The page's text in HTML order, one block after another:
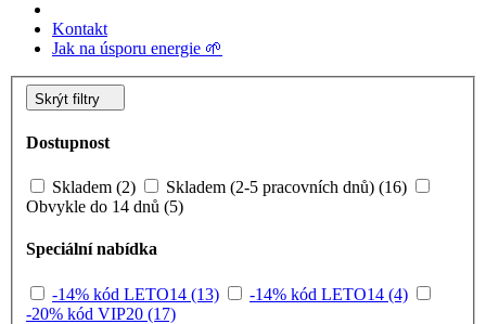
Kontakt
Jak na úsporu energie 🌱
Skrýt filtry
Dostupnost
Skladem (2)
Skladem (2-5 pracovních dnů) (16)
Obvykle do 14 dnů (5)
Speciální nabídka
-14% kód LETO14 (13)
-14% kód LETO14 (4)
-20% kód VIP20 (17)